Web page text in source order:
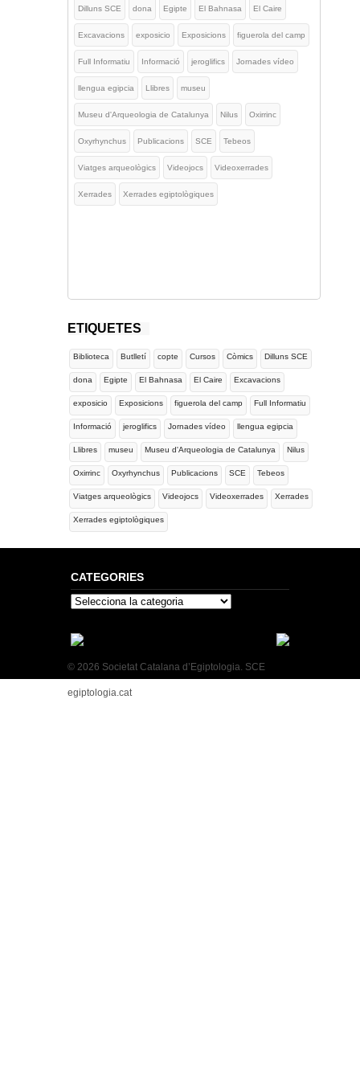
Dilluns SCE dona Egipte El Bahnasa El Caire
Excavacions exposicio Exposicions figuerola del camp
Full Informatiu Informació jeroglifics Jornades vídeo
llengua egipcia Llibres museu
Museu d'Arqueologia de Catalunya Nilus Oxirrinc
Oxyrhynchus Publicacions SCE Tebeos
Viatges arqueològics Videojocs Videoxerrades
Xerrades Xerrades egiptològiques
ETIQUETES
Biblioteca Butlletí copte Cursos Còmics Dilluns SCE
dona Egipte El Bahnasa El Caire Excavacions
exposicio Exposicions figuerola del camp Full Informatiu
Informació jeroglifics Jornades vídeo llengua egipcia
Llibres museu Museu d'Arqueologia de Catalunya Nilus
Oxirrinc Oxyrhynchus Publicacions SCE Tebeos
Viatges arqueològics Videojocs Videoxerrades Xerrades
Xerrades egiptològiques
CATEGORIES
Categories
© 2026 Societat Catalana d’Egiptologia. SCE
egiptologia.cat